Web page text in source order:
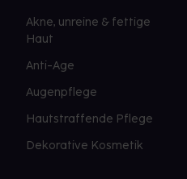
Akne, unreine & fettige
Haut
Anti-Age
Augenpflege
Hautstraffende Pflege
Dekorative Kosmetik